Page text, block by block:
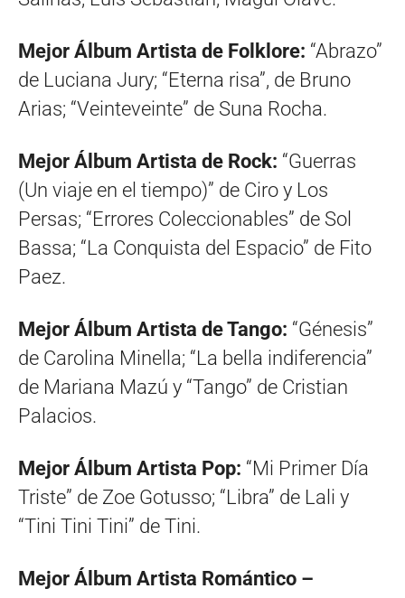
Mejor Álbum Artista de Folklore: “Abrazo”
de Luciana Jury; “Eterna risa”, de Bruno
Arias; “Veinteveinte” de Suna Rocha.
Mejor Álbum Artista de Rock: “Guerras
(Un viaje en el tiempo)” de Ciro y Los
Persas; “Errores Coleccionables” de Sol
Bassa; “La Conquista del Espacio” de Fito
Paez.
Mejor Álbum Artista de Tango: “Génesis”
de Carolina Minella; “La bella indiferencia”
de Mariana Mazú y “Tango” de Cristian
Palacios.
Mejor Álbum Artista Pop: “Mi Primer Día
Triste” de Zoe Gotusso; “Libra” de Lali y
“Tini Tini Tini” de Tini.
Mejor Álbum Artista Romántico –